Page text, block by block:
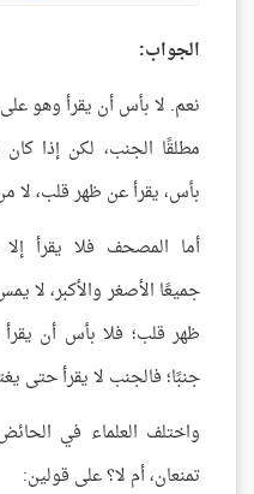
الجواب:
نعم. لا بأس أن يقرأ وهو
مطلقًا الجنب، لكن إذا كان
بأس، يقرأ عن ظهر قلب، لا
أما المصحف فلا يقرأ
جميعًا الأصغر والأكبر، لا
ظهر قلب؛ فلا بأس أن
جنبًا؛ فالجنب لا يقرأ حتى
واختلف العلماء في
تمنعان، أم لا؟ على قولين: